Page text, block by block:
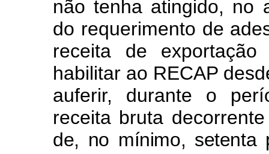
não tenha atingido, no
do requerimento de
receita de
habilitar ao RECAP
auferir, durante o
receita bruta
de, no mínimo, setenta